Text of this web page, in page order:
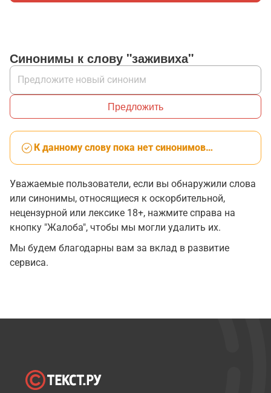
Синонимы к слову "заживиха"
Предложить
К данному слову пока нет синонимов…
Уважаемые пользователи, если вы обнаружили слова
или синонимы, относящиеся к оскорбительной,
нецензурной или лексике 18+, нажмите справа на
кнопку "Жалоба", чтобы мы могли удалить их.
Мы будем благодарны вам за вклад в развитие
сервиса.